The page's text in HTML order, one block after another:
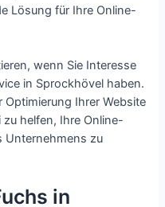
Lösung für Ihre Online-
wenn Sie Interesse
in Sprockhövel haben.
Optimierung Ihrer Website
helfen, Ihre Online-
Unternehmens zu
in